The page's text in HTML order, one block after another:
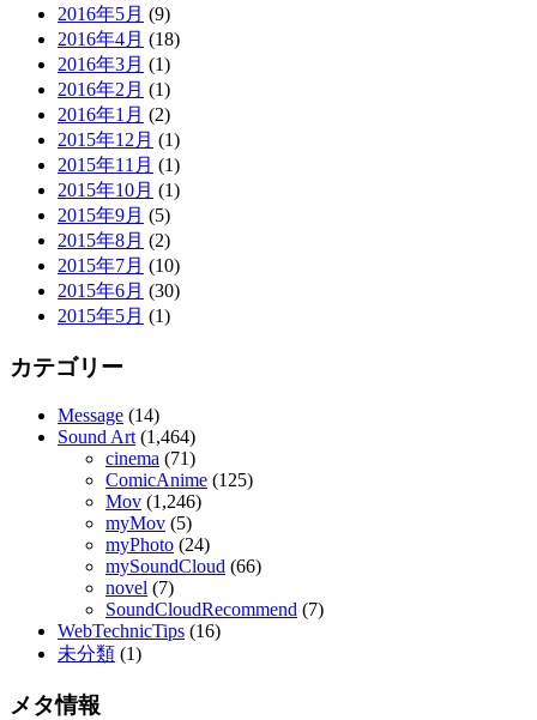
2016年5月 (9)
2016年4月 (18)
2016年3月 (1)
2016年2月 (1)
2016年1月 (2)
2015年12月 (1)
2015年11月 (1)
2015年10月 (1)
2015年9月 (5)
2015年8月 (2)
2015年7月 (10)
2015年6月 (30)
2015年5月 (1)
カテゴリー
Message (14)
Sound Art (1,464)
cinema (71)
ComicAnime (125)
Mov (1,246)
myMov (5)
myPhoto (24)
mySoundCloud (66)
novel (7)
SoundCloudRecommend (7)
WebTechnicTips (16)
未分類 (1)
メタ情報